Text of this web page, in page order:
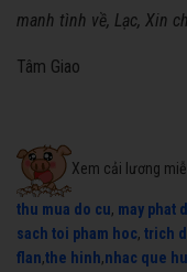
manh tình về, Lạc, Xin
Tâm Giao
Xem cải lương
thu mua do cu, may phat
sach toi pham hoc, trich
flan,the hinh,nhac que